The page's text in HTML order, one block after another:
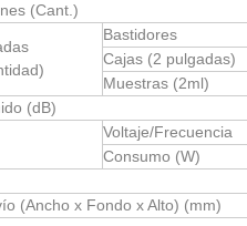
(Cant.)
Bastidores
Cajas (2 pulgadas)
Muestras (2ml)
(dB)
Voltaje/Frecuencia
Consumo (W)
(Ancho x Fondo x Alto) (mm)